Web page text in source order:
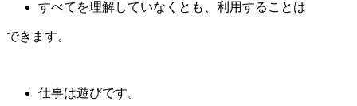
すべてを理解していなくとも、利用することは
できます。
仕事は遊びです。